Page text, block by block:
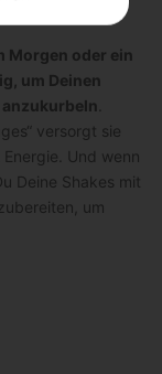
Morgen oder ein
um Deinen
versorgt sie
Und wenn
Deine Shakes mit
um